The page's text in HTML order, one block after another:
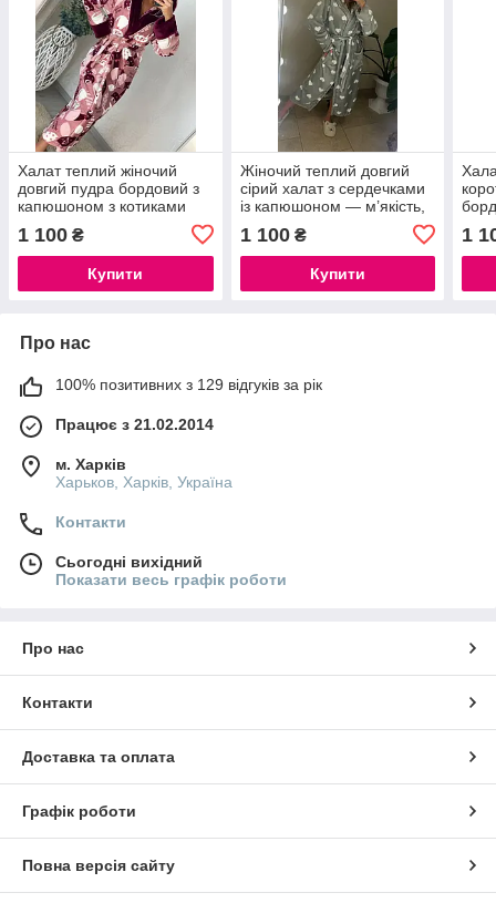
Халат теплий жіночий
довгий пудра бордовий з
капюшоном з котиками
1 100 ₴
Купити
Жіночий теплий довгий
сірий халат з сердечками
із капюшоном — м’якість,
щодня
1 100₴
Купити
1
Про нас
100% позитивних з 129 відгуків за рік
Працює з 21.02.2014
м. Харків
Харьков, Харків, Україна
Контакти
Сьогодні вихідний
Показати весь графік роботи
Про нас
Контакти
Доставка та оплата
Графік роботи
Повна версія сайту